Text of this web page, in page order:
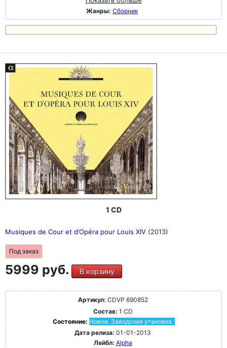
Жанры: Сборник
1 CD
Musiques de Cour et d’Opéra pour Louis XIV (2013)
Под заказ
5999 руб. В корзину
Артикул: CDVP 690852
Состав: 1 CD
Состояние: Новое. Заводская упаковка.
Дата релиза: 01-01-2013
Лейбл: Alpha